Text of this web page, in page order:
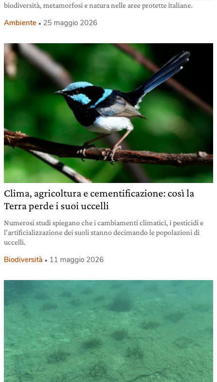
biodiversità, metamorfosi e natura nelle aree protette italiane.
Ambiente 25 maggio 2026
Clima, agricoltura e cementificazione: così la
Terra perde i suoi uccelli
Numerosi studi spiegano che i cambiamenti climatici, i pesticidi e
l’artificializzazione dei suoli stanno decimando le popolazioni di
uccelli.
Biodiversità 11 maggio 2026